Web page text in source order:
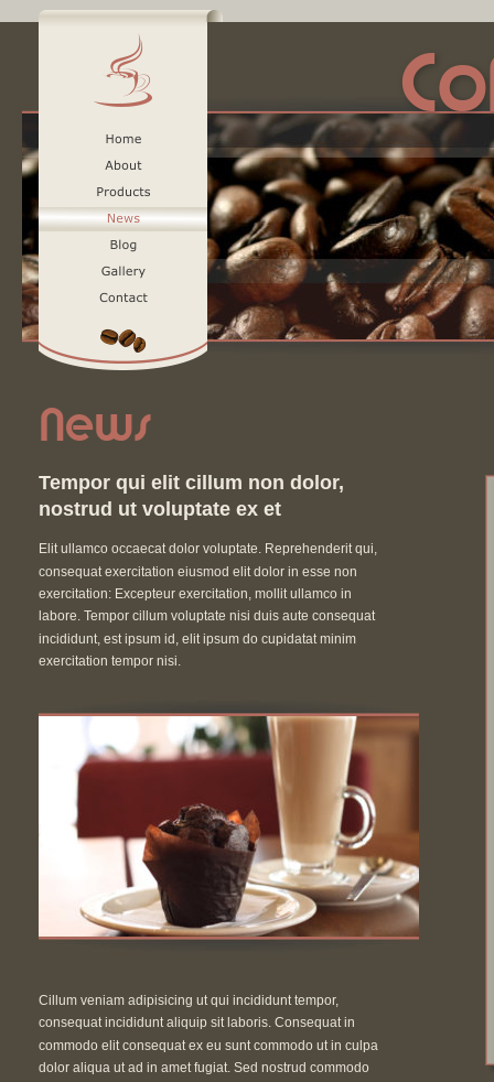
News
Tempor qui elit cillum non dolor,
nostrud ut voluptate ex et
Elit ullamco occaecat dolor voluptate. Reprehenderit qui,
consequat exercitation eiusmod elit dolor in esse non
exercitation: Excepteur exercitation, mollit ullamco in
labore. Tempor cillum voluptate nisi duis aute consequat
incididunt, est ipsum id, elit ipsum do cupidatat minim
exercitation tempor nisi.
Cillum veniam adipisicing ut qui incididunt tempor,
consequat incididunt aliquip sit laboris. Consequat in
commodo elit consequat ex eu sunt commodo ut in culpa
dolor aliqua ut ad in amet fugiat. Sed nostrud commodo